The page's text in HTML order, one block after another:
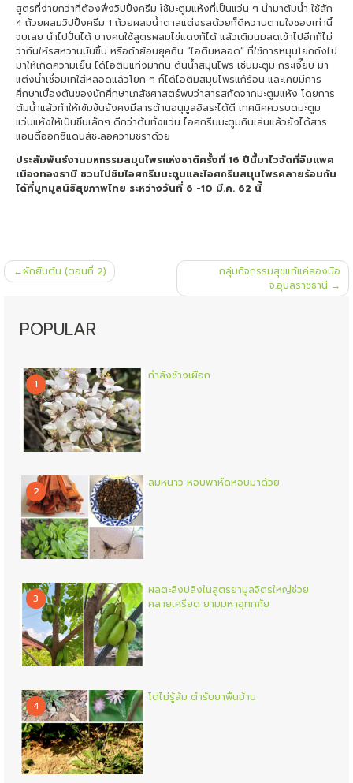
สูตรที่ง่ายกว่าที่ต้องพึ่งวิปปิ้งครีม ใช้มะตูมแห้งที่เป็นแว่น ๆ นำมาต้มน้ำ ใช้สัก
4 ถ้วยผสมวิปปิ้งครีม 1 ถ้วยผสมน้ำตาลแต่งรสด้วยก็ดีหวานตามใจชอบเท่านี้
จบเลย นำไปปั่นได้ บางคนใช้สูตรผสมไข่แดงก็ได้ แล้วเติมนมสดเข้าไปอีกก็ไม่
ว่ากันให้รสหวานมันขึ้น หรือถ้าย้อนยุคกิน “ไอติมหลอด” ที่ใช้การหมุนโยกถังไป
มาให้เกิดความเย็น ได้ไอติมแท่งมากิน ต้นน้ำสมุนไพร เช่นมะตูม กระเจี๊ยบ มา
แต่งน้ำเชื่อมเทใส่หลอดแล้วโยก ๆ ก็ได้ไอติมสมุนไพรแก้ร้อน และเคยมีการ
ศึกษาเบื้องต้นของนักศึกษาเภสัชศาสตร์พบว่าสารสกัดจากมะตูมแห้ง โดยการ
ต้มน้ำแล้วทำให้เข้มข้นยังคงมีสารต้านอนุมูลอิสระได้ดี เทคนิคควรบดมะตูม
แว่นแห้งให้เป็นชิ้นเล็กๆ ดีกว่าต้มทั้งแว่น ไอศกรีมมะตูมกินเล่นแล้วยังได้สาร
แอนตี้ออกซิแดนส์ชะลอความชราด้วย
ประสัมพันธ์งานมหกรรมสมุนไพรแห่งชาติครั้งที่ 16 ปีนี้มาไวจัดที่อิมแพค
เมืองทองธานี ชวนไปชิมไอศกรีมมะตูมและไอศกรีมสมุนไพรคลายร้อนกัน
ได้ที่บูทมูลนิธิสุขภาพไทย ระหว่างวันที่ 6 -10 มี.ค. 62 นี้
แนะแนว
เรื่อง
ผักยืนต้น (ตอนที่ 2)
กลุ่มกิจกรรมสุขแท้แค่สองมือ
จ.อุบลราชธานี
POPULAR
1
กำลังช้างเผือก
2
ลมหนาว หอบพาหืดหอบมาด้วย
3
ผลตะลิงปลิงในสูตรยามูลจิตรใหญ่ช่วย
คลายเครียด ยามมหาอุทกภัย
4
โด่ไม่รู้ล้ม ตำรับยาพื้นบ้าน